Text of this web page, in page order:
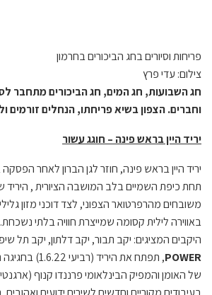
פריחות וסיורים בחג הביכורים בחרמון
צילום: עדי פרץ
חג השבועות, חג המים, חג הביכורים מתחבר
וחברים. הצפון בשיא פריחתו, הנחלים זורמים
יריד היין בראש פינה – חוגג עשור
יריד היין בראש פינה, חוזר לגן הברון לאחר
תחת כיפת השמיים בלב המושבה הציורית , היריד
משובחים מהרפרטואר הצפוני, לצד דוכני מזון
באווירה לילית קסומה שמייצרת חוויה בלתי
היקבים המציגים: יקב תבור, יקב דלתון, יקב תל
POWER
של האומן והמפיק הבינלאומי פרננדו קנוף